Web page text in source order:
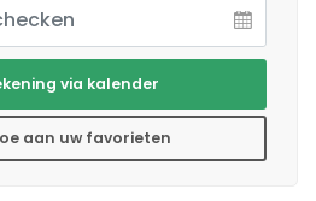
via kalender
aan uw favorieten